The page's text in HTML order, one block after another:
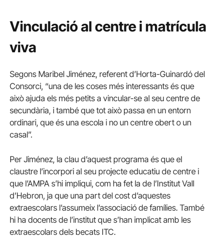
Vinculació al centre i matrícula
viva
Segons Maribel Jiménez, referent d’Horta-Guinardó del
Consorci, “una de les coses més interessants és que
això ajuda els més petits a vincular-se al seu centre de
secundària, i també que tot això passa en un entorn
ordinari, que és una escola i no un centre obert o un
casal”.
Per Jiménez, la clau d’aquest programa és que el
claustre l’incorpori al seu projecte educatiu de centre i
que l’AMPA s’hi impliqui, com ha fet la de l’Institut Vall
d’Hebron, ja que una part del cost d’aquestes
extraescolars l’assumeix l’associació de famílies. També
hi ha docents de l’institut que s’han implicat amb les
extraescolars dels becats ITC.